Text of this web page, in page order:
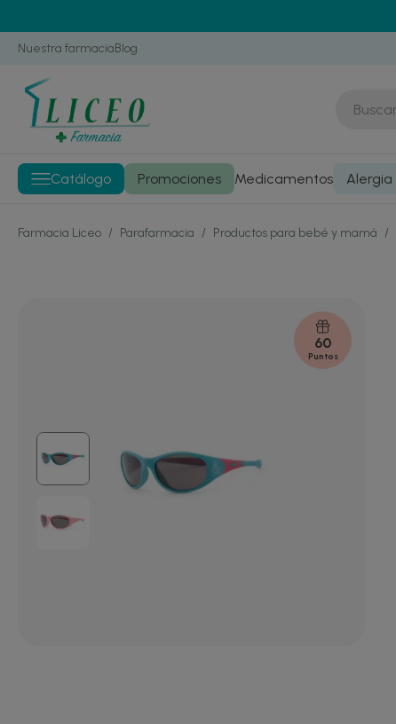
Nuestra farmaciaBlog
Catálogo Promociones Medicamentos Alergia
Farmacia Liceo / Parafarmacia / Productos para bebé y mamá /
60
Puntos